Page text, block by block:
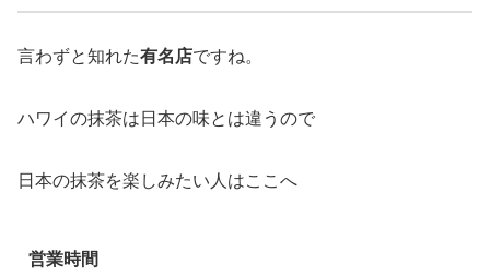
言わずと知れた有名店ですね。
ハワイの抹茶は日本の味とは違うので
日本の抹茶を楽しみたい人はここへ
営業時間